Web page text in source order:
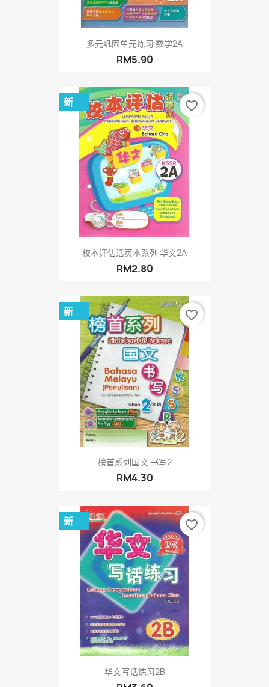
多元巩固单元练习 数学2A
RM5.90
校本评估活页本系列 华文2A
RM2.80
新 favorite_border
榜首系列国文 书写2
RM4.30
新 favorite_border
华文写话练习2B
新 favorite_border